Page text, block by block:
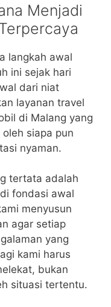
Menjadi
langkah awal
ini sejak hari
dari niat
layanan travel
di Malang yang
siapa pun
nyaman.
tertata adalah
fondasi awal
menyusun
agar setiap
yang
kami harus
bukan
situasi tertentu.